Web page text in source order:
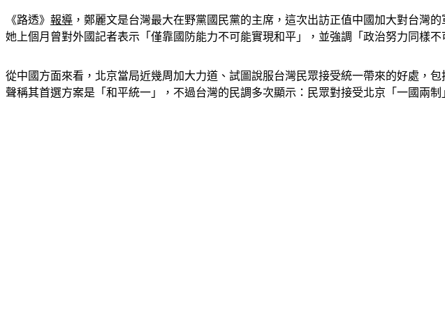
《路透》 報導 ，鄭麗文是台灣最大在野黨國民黨的主席，這次出訪正值中國加大對台灣
她上個月曾對外國記者表示「僅靠國防能力不可能實現和平」，並強調「政治努力同樣不
從中國方面來看，北京當局近幾周加大力道、試圖說服台灣民眾接受統一帶來的好處，
聲稱其首選方案是「和平統一」，不過台灣的民調多次顯示：民眾對接受北京「一國兩制